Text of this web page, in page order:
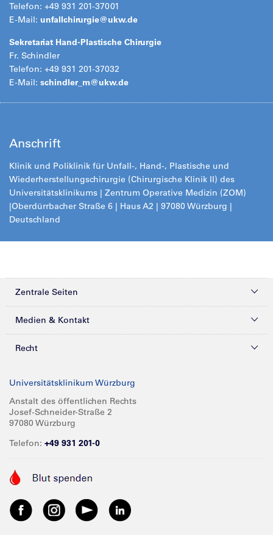
Telefon: +49 931 201-37001
E-Mail: unfallchirurgie@ukw.de
Sekretariat Hand-Plastische Chirurgie
Fr. Schindler
Telefon: +49 931 201-37032
E-Mail: schindler_m@ukw.de
Anschrift
Klinik und Poliklinik für Unfall-, Hand-, Plastische und
Wiederherstellungschirurgie (Chirurgische Klinik II) des
Universitätsklinikums | Zentrum Operative Medizin (ZOM)
|Oberdürrbacher Straße 6 | Haus A2 | 97080 Würzburg |
Deutschland
Zentrale Seiten
Kliniken & Zentren
Forschung
Karriere
Medien & Kontakt
Presse
Glossar
Spenden
Anreise
Recht
Compliance
Impressum
Barrierefreiheit
Universitätsklinikum Würzburg
Anstalt des öffentlichen Rechts
Josef-Schneider-Straße 2
97080 Würzburg
Telefon: +49 931 201-0